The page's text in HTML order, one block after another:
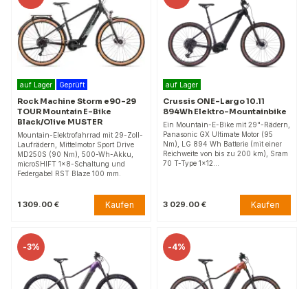
auf Lager Geprüft
Rock Machine Storm e90-29
TOUR Mountain E-Bike
Black/Olive MUSTER
Mountain-Elektrofahrrad mit 29-Zoll-
Laufrädern, Mittelmotor Sport Drive
MD250S (90 Nm), 500-Wh-Akku,
microSHIFT 1x8-Schaltung und
Federgabel RST Blaze 100 mm.
1 309.00 € Kaufen
auf Lager
Crussis ONE-Largo 10.11
894Wh Elektro-Mountainbike
Ein Mountain-E-Bike mit 29"-Rädern,
Panasonic GX Ultimate Motor (95
Nm), LG 894 Wh Batterie (mit einer
Reichweite von bis zu 200 km), Sram
70 T-Type 1x12…
3 029.00 € Kaufen
-3% -4%